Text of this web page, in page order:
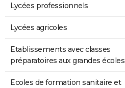
Lycées professionnels
Lycées agricoles
Etablissements avec classes
préparatoires aux grandes écoles
Ecoles de formation sanitaire et